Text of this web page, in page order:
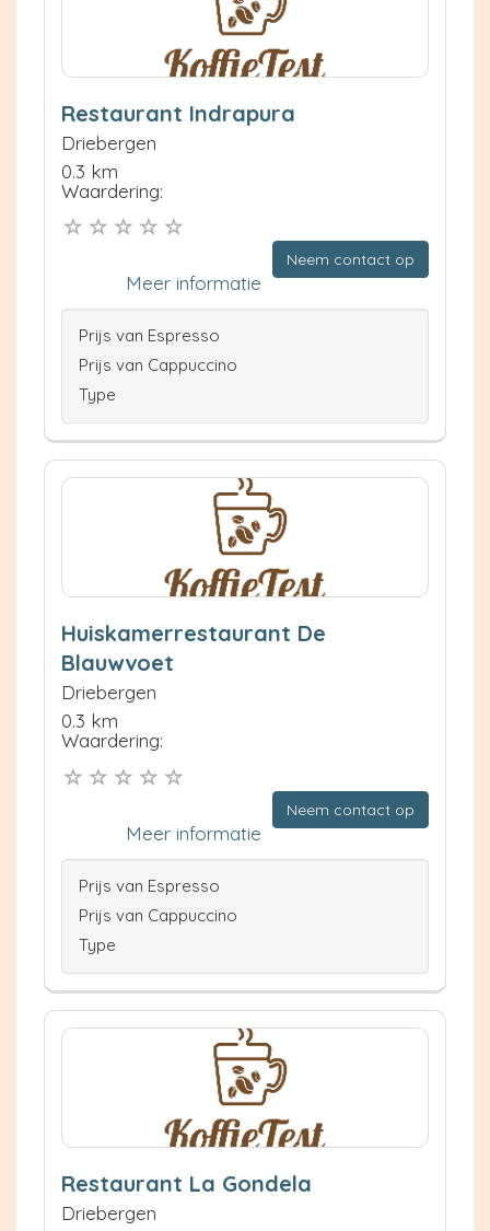
Restaurant Indrapura
Driebergen
0.3 km
Waardering:
Neem contact op
Meer informatie
Prijs van Espresso
Prijs van Cappuccino
Type
Huiskamerrestaurant De
Blauwvoet
Driebergen
0.3 km
Waardering:
Neem contact op
Meer informatie
Prijs van Espresso
Prijs van Cappuccino
Type
Restaurant La Gondela
Driebergen